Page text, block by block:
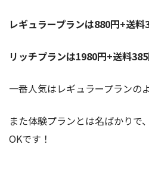
レギュラープランは880円+送
リッチプランは1980円+送料
一番人気はレギュラープランの
また体験プランとは名ばかりで
OKです！